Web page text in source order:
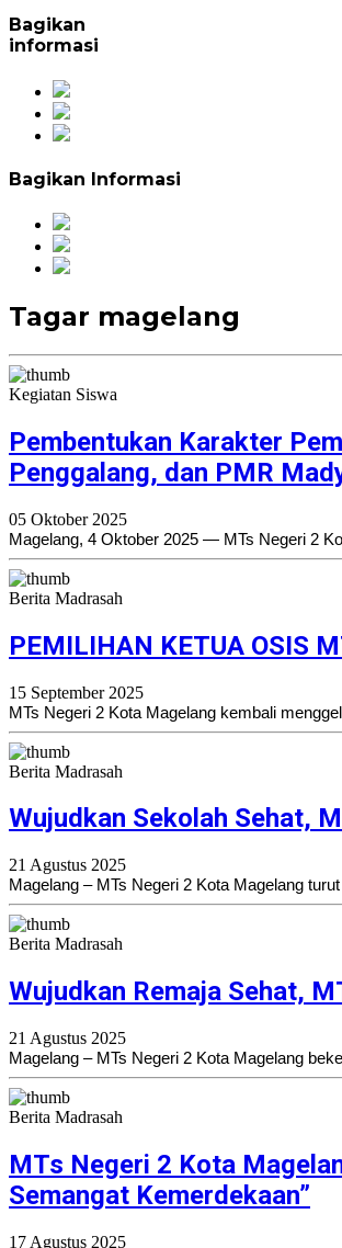
Bagikan
informasi
Bagikan Informasi
Tagar magelang
Kegiatan Siswa
Pembentukan Karakter
Penggalang, dan PMR
05 Oktober 2025
Magelang, 4 Oktober 2025 — MTs Negeri 2
Berita Madrasah
PEMILIHAN KETUA OSIS
15 September 2025
MTs Negeri 2 Kota Magelang kembali
Berita Madrasah
Wujudkan Sekolah Sehat,
21 Agustus 2025
Magelang – MTs Negeri 2 Kota Magelang
Berita Madrasah
Wujudkan Remaja Sehat,
21 Agustus 2025
Magelang – MTs Negeri 2 Kota Magelang
Berita Madrasah
MTs Negeri 2 Kota
Semangat Kemerdekaan”
17 Agustus 2025